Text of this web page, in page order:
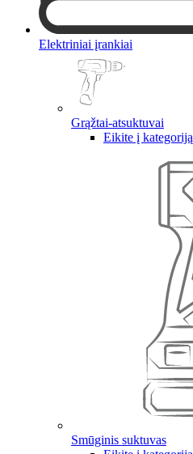
Elektriniai įrankiai
Grąžtai-atsuktuvai
Eikite į kategoriją
Smūginis suktuvas